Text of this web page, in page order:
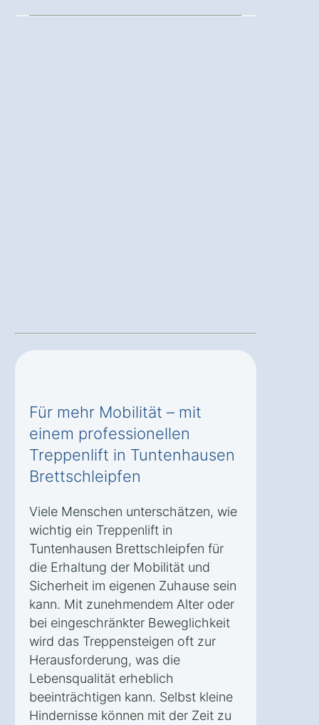
Für mehr Mobilität – mit
einem professionellen
Treppenlift in Tuntenhausen
Brettschleipfen
Viele Menschen unterschätzen, wie
wichtig ein Treppenlift in
Tuntenhausen Brettschleipfen für
die Erhaltung der Mobilität und
Sicherheit im eigenen Zuhause sein
kann. Mit zunehmendem Alter oder
bei eingeschränkter Beweglichkeit
wird das Treppensteigen oft zur
Herausforderung, was die
Lebensqualität erheblich
beeinträchtigen kann. Selbst kleine
Hindernisse können mit der Zeit zu